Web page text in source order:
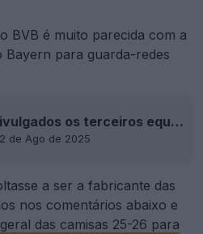
BVB é muito parecida com a
Bayern para guarda-redes
Divulgados os terceiros equipamentos de guarda-redes do Bayern München para 2025-2026/Liga dos Campeões
2 de Ago de 2025
a ser a fabricante das
nos comentários abaixo e
das camisas 25-26 para